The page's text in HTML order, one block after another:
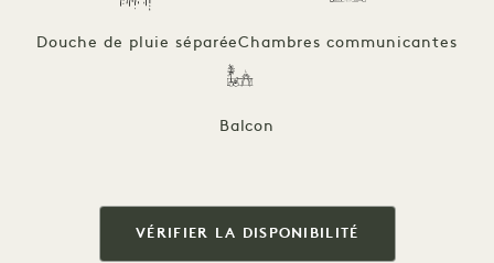
Douche de pluie séparéeChambres communicantes
Balcon
VÉRIFIER LA DISPONIBILITÉ